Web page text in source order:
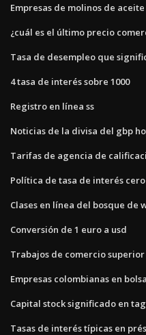
Empresas de molinos de aceite
¿cuál es el último precio
Tasa de desempleo que
4 tasa de interés sobre 1000
Registro en línea ss
Noticias de la divisa del gbp
Tarifas de agencia de
Política de tasa de interés
Clases en línea del bosque de
Conversión de 1 euro a usd
Trabajos de comercio
Empresas colombianas en bolsa
Capital stock significado en
Tasas de interés típicas en